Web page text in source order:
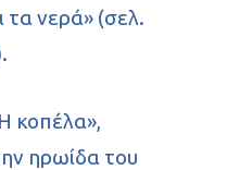
τα νερά» (σελ.
κοπέλα»,
ηρωίδα του